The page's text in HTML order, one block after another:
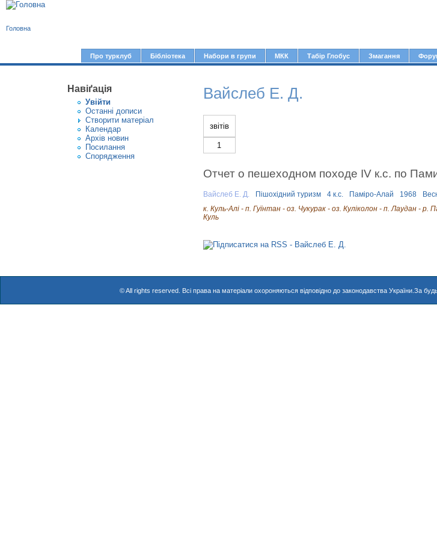
л
о
в
н
Про турклуб Бібліотека Набори в групи МКК Табір Глобус Змагання
Головна
Навіґація
Увiйти
Останні дописи
Створити матерiал
Календар
Архів новин
Посилання
Спорядження
Вайслеб Е. Д.
звітів
1
Отчет о пешеходном походе IV к.с. по
Вайслеб Е. Д. Пішохідний туризм 4 к.с. Паміро-Алай 1968
к. Куль-Алі - п. Гуїнтан - оз. Чукурак - оз. Куліколон - п. Лаудан -
Куль
© All rights reserved. Всі права на матеріали охороняються відповідно до законодавства України.За